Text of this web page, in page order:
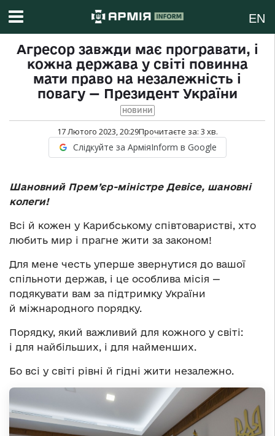
EN
Агресор завжди має програвати, і
кожна держава у світі повинна
мати право на незалежність і
повагу — Президент України
НОВИНИ
17 Лютого 2023, 20:29Прочитаєте за: 3 хв.
Слідкуйте за АрміяInform в Google
Шановний Прем’єр-міністре Девісе, шановні
колеги!
Всі й кожен у Карибському співтоваристві, хто
любить мир і прагне жити за законом!
Для мене честь уперше звернутися до вашої
спільноти держав, і це особлива місія —
подякувати вам за підтримку України
й міжнародного порядку.
Порядку, який важливий для кожного у світі:
і для найбільших, і для найменших.
Бо всі у світі рівні й гідні жити незалежно.